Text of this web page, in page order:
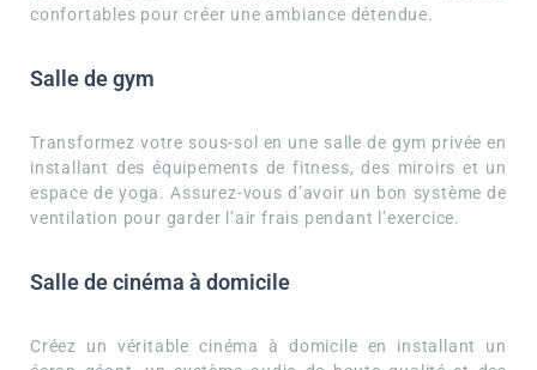
confortables pour créer une ambiance détendue.
Salle de gym
Transformez votre sous-sol en une salle de gym privée en
installant des équipements de fitness, des miroirs et un
espace de yoga. Assurez-vous d’avoir un bon système de
ventilation pour garder l’air frais pendant l’exercice.
Salle de cinéma à domicile
Créez un véritable cinéma à domicile en installant un